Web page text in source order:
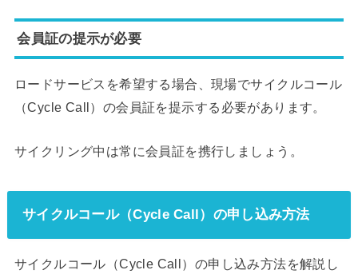
会員証の提示が必要
ロードサービスを希望する場合、現場でサイクルコール
（Cycle Call）の会員証を提示する必要があります。
サイクリング中は常に会員証を携行しましょう。
サイクルコール（Cycle Call）の申し込み方法
サイクルコール（Cycle Call）の申し込み方法を解説し